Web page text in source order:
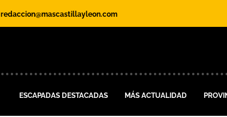
redaccion@mascastillayleon.com
ESCAPADAS DESTACADAS MÁS ACTUALIDAD